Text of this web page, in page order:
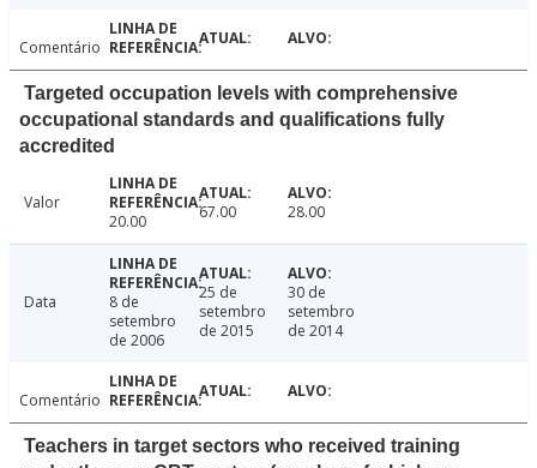
Comentário
Targeted occupation levels with comprehensive
occupational standards and qualifications fully
accredited
Valor
20.00
67.00 28.00
Data
8 de
setembro
de 2006
25 de
setembro
de 2015
30 de
setembro
de 2014
Comentário
Teachers in target sectors who received training